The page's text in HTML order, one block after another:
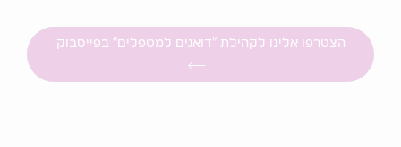
הצטרפו אלינו לקהילת "דואגים למטפלים" בפייסבוק